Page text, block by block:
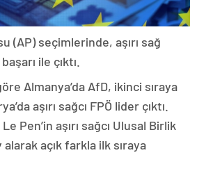
(AP) seçimlerinde, aşırı sağ
ile çıktı.
Almanya’da AfD, ikinci sıraya
aşırı sağcı FPÖ lider çıktı.
Pen’in aşırı sağcı Ulusal Birlik
açık farkla ilk sıraya